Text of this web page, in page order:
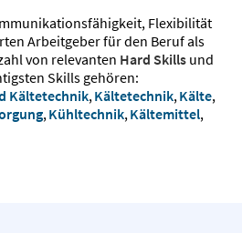
Flexibilität
Arbeitgeber für den Beruf als
von relevanten Hard Skills und
Skills gehören:
Kältetechnik, Kältetechnik, Kälte,
, Kühltechnik, Kältemittel,